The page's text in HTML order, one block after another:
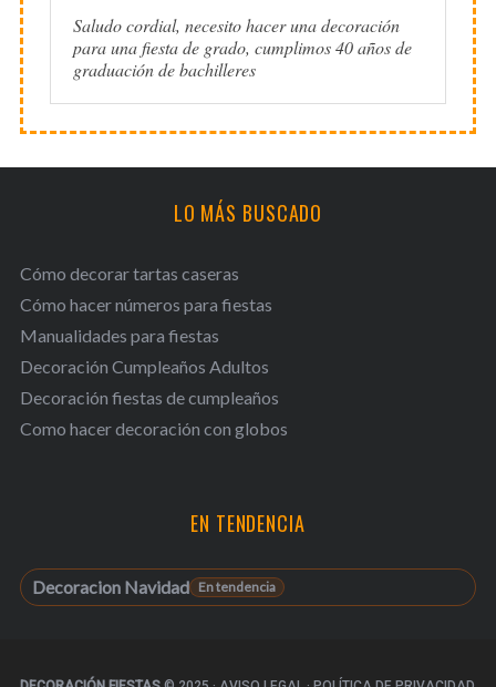
Saludo cordial, necesito hacer una decoración
para una fiesta de grado, cumplimos 40 años de
graduación de bachilleres
LO MÁS BUSCADO
Cómo decorar tartas caseras
Cómo hacer números para fiestas
Manualidades para fiestas
Decoración Cumpleaños Adultos
Decoración fiestas de cumpleaños
Como hacer decoración con globos
EN TENDENCIA
Decoracion Navidad